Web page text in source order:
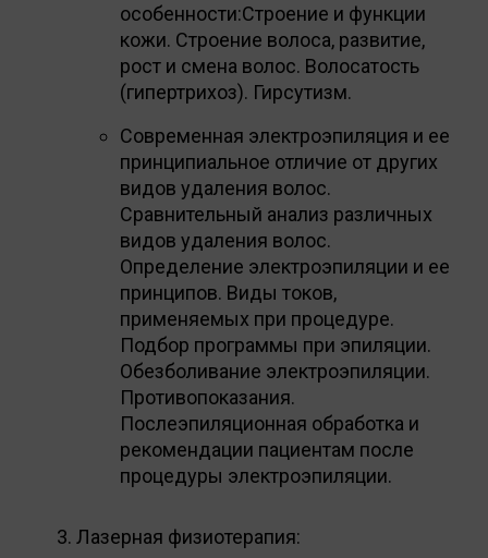
особенности:Строение и функции
кожи. Строение волоса, развитие,
рост и смена волос. Волосатость
(гипертрихоз). Гирсутизм.
Современная электроэпиляция и ее
принципиальное отличие от других
видов удаления волос.
Сравнительный анализ различных
видов удаления волос.
Определение электроэпиляции и ее
принципов. Виды токов,
применяемых при процедуре.
Подбор программы при эпиляции.
Обезболивание электроэпиляции.
Противопоказания.
Послеэпиляционная обработка и
рекомендации пациентам после
процедуры электроэпиляции.
Лазерная физиотерапия: